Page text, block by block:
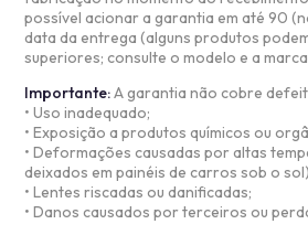
possível acionar a garantia em até 90
data da entrega (alguns produtos
superiores; consulte o modelo e a
Importante:A garantia não cobre
• Uso inadequado;
• Exposição a produtos químicos ou
• Deformações causadas por altas
deixados em painéis de carros sob o
• Lentes riscadas ou danificadas;
• Danos causados por terceiros ou